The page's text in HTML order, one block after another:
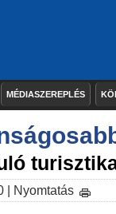
MÉDIASZEREPLÉS
| Nyomtatás